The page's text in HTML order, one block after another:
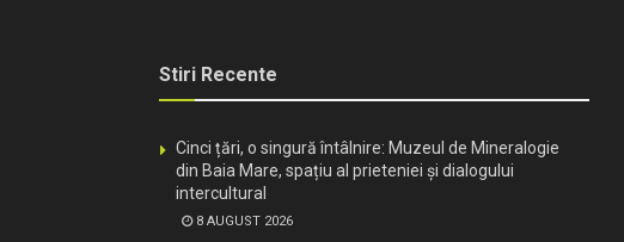
Stiri Recente
Cinci țări, o singură întâlnire: Muzeul de Mineralogie
din Baia Mare, spațiu al prieteniei și dialogului
intercultural
8 AUGUST 2026